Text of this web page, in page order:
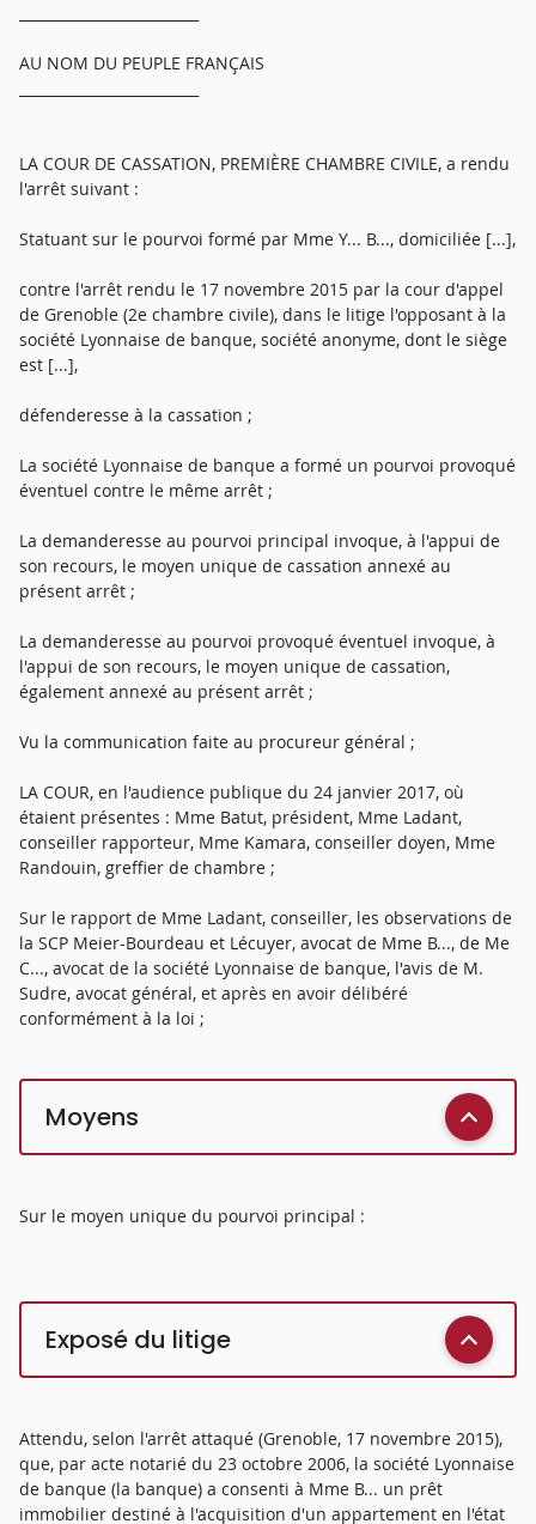
AU NOM DU PEUPLE FRANÇAIS
LA COUR DE CASSATION, PREMIÈRE CHAMBRE CIVILE, a rendu
l'arrêt suivant :
Statuant sur le pourvoi formé par Mme Y... B..., domiciliée [...],
contre l'arrêt rendu le 17 novembre 2015 par la cour d'appel
de Grenoble (2e chambre civile), dans le litige l'opposant à la
société Lyonnaise de banque, société anonyme, dont le siège
est [...],
défenderesse à la cassation ;
La société Lyonnaise de banque a formé un pourvoi provoqué
éventuel contre le même arrêt ;
La demanderesse au pourvoi principal invoque, à l'appui de
son recours, le moyen unique de cassation annexé au
présent arrêt ;
La demanderesse au pourvoi provoqué éventuel invoque, à
l'appui de son recours, le moyen unique de cassation,
également annexé au présent arrêt ;
Vu la communication faite au procureur général ;
LA COUR, en l'audience publique du 24 janvier 2017, où
étaient présentes : Mme Batut, président, Mme Ladant,
conseiller rapporteur, Mme Kamara, conseiller doyen, Mme
Randouin, greffier de chambre ;
Sur le rapport de Mme Ladant, conseiller, les observations de
la SCP Meier-Bourdeau et Lécuyer, avocat de Mme B..., de Me
C..., avocat de la société Lyonnaise de banque, l'avis de M.
Sudre, avocat général, et après en avoir délibéré
conformément à la loi ;
Moyens
Sur le moyen unique du pourvoi principal :
Exposé du litige
Attendu, selon l'arrêt attaqué (Grenoble, 17 novembre 2015),
que, par acte notarié du 23 octobre 2006, la société Lyonnaise
de banque (la banque) a consenti à Mme B... un prêt
immobilier destiné à l'acquisition d'un appartement en l'état